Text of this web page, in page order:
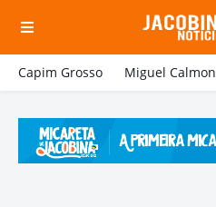
Capim Grosso Miguel Calmon